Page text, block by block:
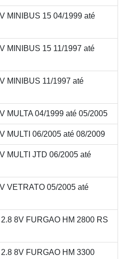
MINIBUS 15 04/1999 até
MINIBUS 15 11/1997 até
MINIBUS 11/1997 até
MULTA 04/1999 até 05/2005
MULTI 06/2005 até 08/2009
MULTI JTD 06/2005 até
VETRATO 05/2005 até
8V FURGAO HM 2800 RS
8V FURGAO HM 3300